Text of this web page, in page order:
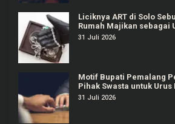
Liciknya ART di Solo
Rumah Majikan sebagai
31 Juli 2026
Motif Bupati Pemalang
Pihak Swasta untuk
31 Juli 2026